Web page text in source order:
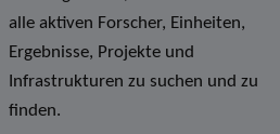
alle aktiven Forscher, Einheiten,
Ergebnisse, Projekte und
Infrastrukturen zu suchen und zu
finden.